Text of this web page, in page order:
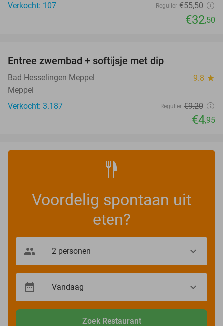
Verkocht: 107
Regulier €55,50
€32,50
Entree zwembad + softijsje met dip
Bad Hesselingen Meppel 9.8 star
Meppel
Verkocht: 3.187
Regulier €9,20
€4,95
Voordelig spontaan uit
eten?
Zoek Restaurant